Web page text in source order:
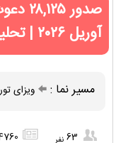
صدور
آوریل ۲۰۲۶ | تحلیل کامل برنامه‌های مهاجرتی
مسیر نما : ویزای